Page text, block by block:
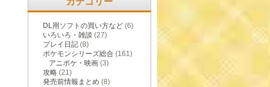
DL用ソフトの買い方など (6)
いろいろ・雑談 (27)
プレイ日記 (8)
ポケモンシリーズ総合 (161)
アニポケ・映画 (3)
攻略 (21)
発売前情報まとめ (8)